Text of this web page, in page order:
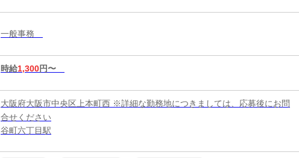
一般事務
時給1,300円〜
大阪府大阪市中央区上本町西 ※詳細な勤務地につきましては、応募後にお問
合せください
谷町六丁目駅